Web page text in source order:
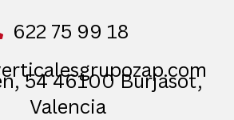
622 75 99 18
54 46100 Burjasot,
Valencia